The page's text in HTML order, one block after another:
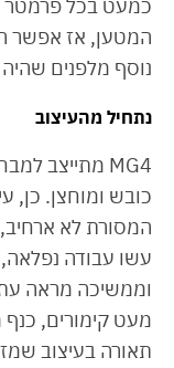
כמעט בכל פרמטר
נוסף מלפנים
נתחיל מהעיצוב
כובש ומוחצן. כן,
וממשיכה מראה
מעט קימורים,